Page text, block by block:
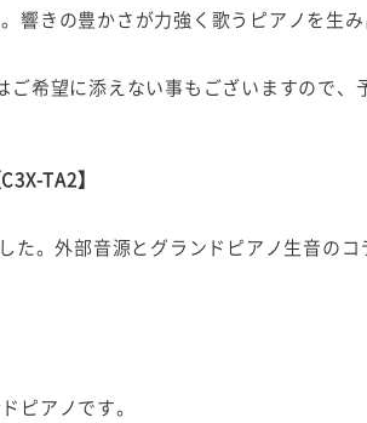
響きの豊かさが力強く歌うピアノを生
希望に添えない事もございますので、
TA2】
た。外部音源とグランドピアノ生音のコ
ピアノです。